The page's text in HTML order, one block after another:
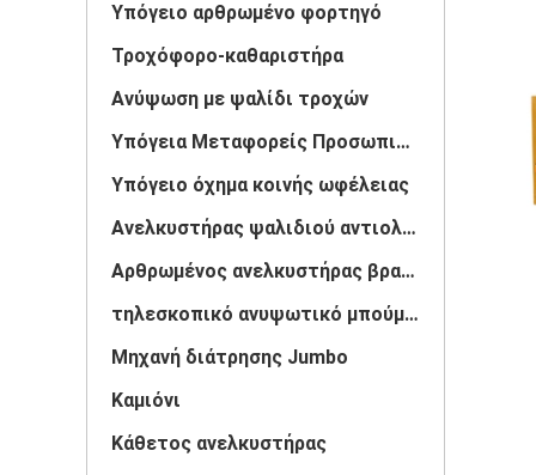
Υπόγειο αρθρωμένο φορτηγό
Τροχόφορο-καθαριστήρα
Ανύψωση με ψαλίδι τροχών
Υπόγεια Μεταφορείς Προσωπικού
Υπόγειο όχημα κοινής ωφέλειας
Ανελκυστήρας ψαλιδιού αντιολισθητικών αλυσίδων
Αρθρωμένος ανελκυστήρας βραχιόνων
τηλεσκοπικό ανυψωτικό μπούμας
Μηχανή διάτρησης Jumbo
Καμιόνι
Κάθετος ανελκυστήρας